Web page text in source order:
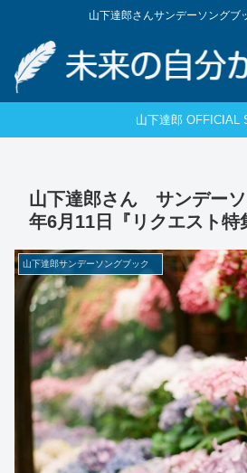
山下達郎さんサンデーソングブ
山下達郎 OFFICIAL
山下達郎さん サンデー
年6月11日『リクエスト特
山下達郎サンデーソングブック